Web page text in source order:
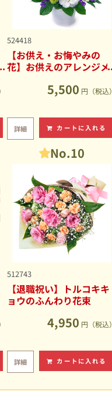
524418
【お供え・お悔やみの
花】お供えのアレンジメ
5,500 円（税込）
詳細 カートに入れる
No.10
512743
【退職祝い】トルコキキ
ョウのふんわり花束
4,950 円（税込）
詳細 カートに入れる